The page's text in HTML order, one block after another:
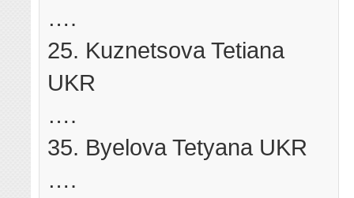
….
25. Kuznetsova Tetiana
UKR
….
35. Byelova Tetyana UKR
….